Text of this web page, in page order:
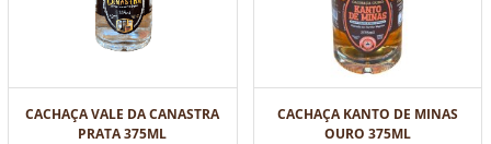
CACHAÇA VALE DA CANASTRA
PRATA 375ML
CACHAÇA KANTO DE MINAS
OURO 375ML